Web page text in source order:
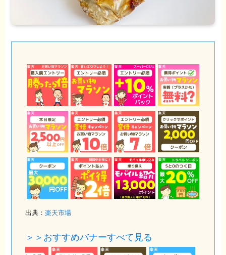
出典：楽天市場
＞＞おすすめバナーすべて見る